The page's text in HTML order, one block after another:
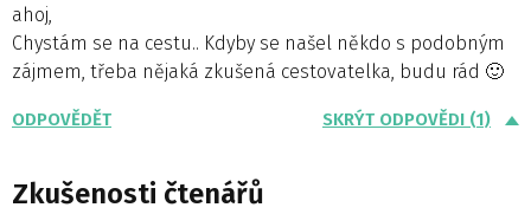
ahoj,
Chystám se na cestu.. Kdyby se našel někdo s podobným
zájmem, třeba nějaká zkušená cestovatelka, budu rád 🙂
ODPOVĚDĚT SKRÝT ODPOVĚDI (1)
Zkušenosti čtenářů